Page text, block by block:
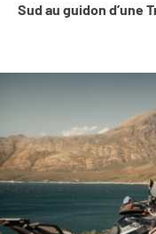
Sud au guidon d’une